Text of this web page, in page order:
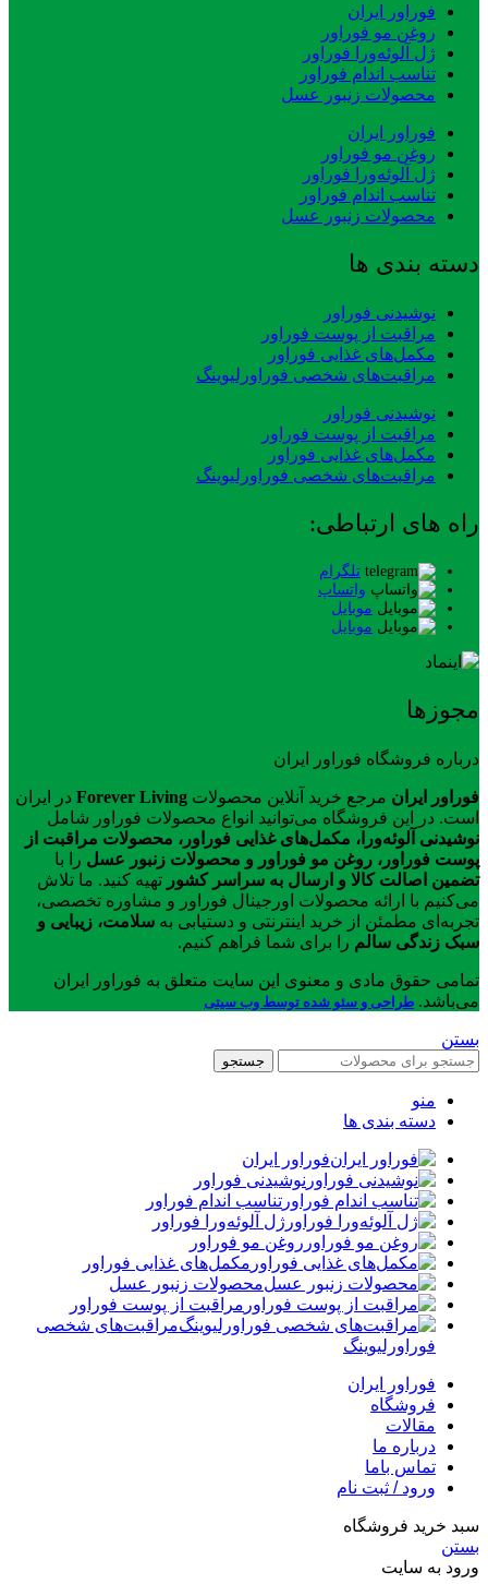
فوراور ایران
روغن مو فوراور
ژل آلوئه‌ورا فوراور
تناسب اندام فوراور
محصولات زنبور عسل
فوراور ایران
روغن مو فوراور
ژل آلوئه‌ورا فوراور
تناسب اندام فوراور
محصولات زنبور عسل
دسته بندی ها
نوشیدنی فوراور
مراقبت از پوست فوراور
مکمل‌های غذایی فوراور
مراقبت‌های شخصی فوراورلیوینگ
نوشیدنی فوراور
مراقبت از پوست فوراور
مکمل‌های غذایی فوراور
مراقبت‌های شخصی فوراورلیوینگ
راه های ارتباطی:
تلگرام
واتساپ
موبایل
موبایل
مجوزها
درباره فروشگاه فوراور ایران
فوراور ایران مرجع خرید آنلاین محصولات Forever Living در ایران
است. در این فروشگاه می‌توانید انواع محصولات فوراور شامل
نوشیدنی آلوئه‌ورا، مکمل‌های غذایی فوراور، محصولات مراقبت از
پوست فوراور، روغن مو فوراور و محصولات زنبور عسل را با
تضمین اصالت کالا و ارسال به سراسر کشور تهیه کنید. ما تلاش
می‌کنیم با ارائه محصولات اورجینال فوراور و مشاوره تخصصی،
تجربه‌ای مطمئن از خرید اینترنتی و دستیابی به سلامت، زیبایی و
سبک زندگی سالم را برای شما فراهم کنیم.
تمامی حقوق مادی و معنوی این سایت متعلق به فوراور ایران
می‌باشد. طراحی و سئو شده توسط وب سیتی
بستن
جستجو
منو
دسته بندی ها
فوراور ایران
نوشیدنی فوراور
تناسب اندام فوراور
ژل آلوئه‌ورا فوراور
روغن مو فوراور
مکمل‌های غذایی فوراور
محصولات زنبور عسل
مراقبت از پوست فوراور
مراقبت‌های شخصی
فوراورلیوینگ
فوراور ایران
فروشگاه
مقالات
درباره ما
تماس باما
ورود / ثبت نام
سبد خرید فروشگاه
بستن
ورود به سایت